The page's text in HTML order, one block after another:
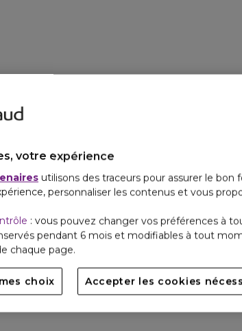
votre expérience
utilisons des traceurs pour assurer le
personnaliser les contenus et vous
: vous pouvez changer vos préférences à
pendant 6 mois et modifiables à tout
chaque page.
choix Accepter les cookies